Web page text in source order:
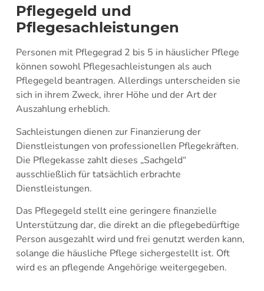
Pflegegeld und
Pflegesachleistungen
Personen mit Pflegegrad 2 bis 5 in häuslicher Pflege
können sowohl Pflegesachleistungen als auch
Pflegegeld beantragen. Allerdings unterscheiden sie
sich in ihrem Zweck, ihrer Höhe und der Art der
Auszahlung erheblich.
Sachleistungen dienen zur Finanzierung der
Dienstleistungen von professionellen Pflegekräften.
Die Pflegekasse zahlt dieses „Sachgeld“
ausschließlich für tatsächlich erbrachte
Dienstleistungen.
Das Pflegegeld stellt eine geringere finanzielle
Unterstützung dar, die direkt an die pflegebedürftige
Person ausgezahlt wird und frei genutzt werden kann,
solange die häusliche Pflege sichergestellt ist. Oft
wird es an pflegende Angehörige weitergegeben.